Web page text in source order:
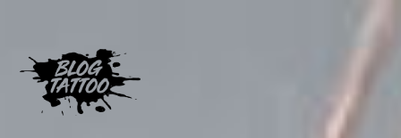
content
Blog Tattoo
Informações sobre o mundo